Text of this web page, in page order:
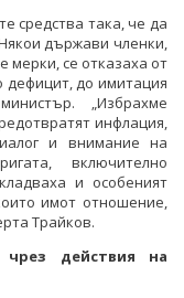
средства така, че да
държави членки,
мерки, се отказаха от
дефицит, до имитация
„Избрахме
инфлация,
и внимание на
включително
и особеният
имот отношение,
Трайков.
действия на